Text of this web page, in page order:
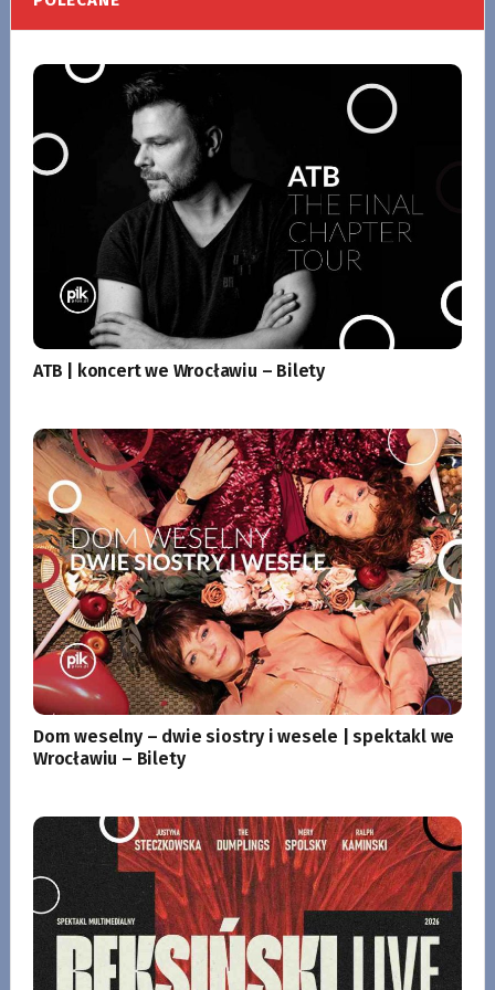
ATB | koncert we Wrocławiu – Bilety
Dom weselny – dwie siostry i wesele | spektakl we
Wrocławiu – Bilety